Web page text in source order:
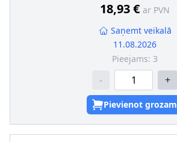
18,93 € ar PVN
Saņemt veikalā
11.08.2026
Pieejams: 3
- +
Pievienot grozam